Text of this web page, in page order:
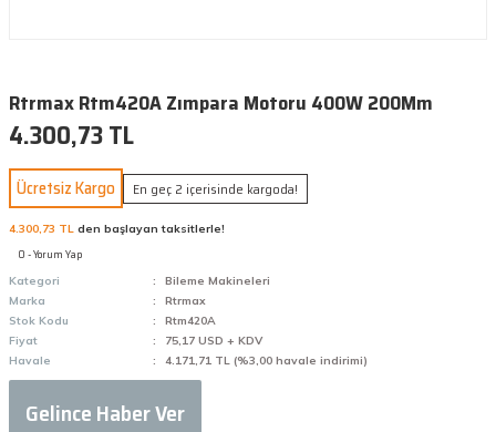
Rtrmax Rtm420A Zımpara Motoru 400W 200Mm
4.300,73 TL
Ücretsiz Kargo En geç 2 içerisinde kargoda!
4.300,73 TL den başlayan taksitlerle!
0 - Yorum Yap
Kategori
Bileme Makineleri
Marka
Rtrmax
Stok Kodu
Rtm420A
Fiyat
75,17 USD + KDV
Havale
4.171,71 TL (%3,00 havale indirimi)
Gelince Haber Ver